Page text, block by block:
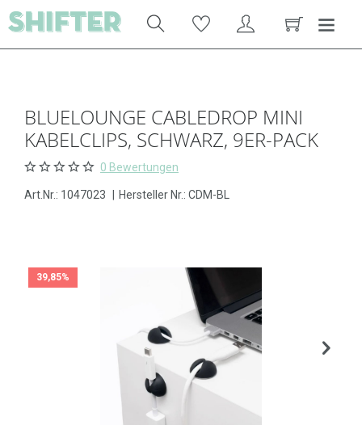
BLUELOUNGE CABLEDROP MINI
KABELCLIPS, SCHWARZ, 9ER-PACK
0 Bewertungen
Art.Nr.: 1047023 Hersteller Nr.: CDM-BL
39,85%